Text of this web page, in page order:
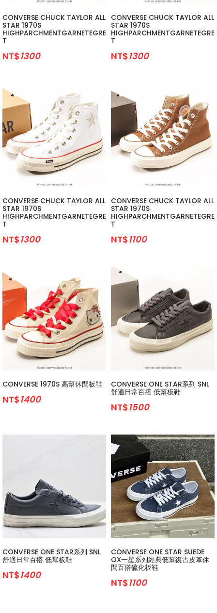
CONVERSE CHUCK TAYLOR ALL
STAR 1970S
HIGHPARCHMENTGARNETEGRE
T
NT$1300
CONVERSE CHUCK TAYLOR ALL
STAR 1970S
HIGHPARCHMENTGARNETEGRE
T
NT$1300
CONVERSE CHUCK TAYLOR ALL
STAR 1970S
HIGHPARCHMENTGARNETEGRE
T
NT$1300
CONVERSE CHUCK TAYLOR ALL
STAR 1970S
HIGHPARCHMENTGARNETEGRE
T
NT$1100
CONVERSE 1970S 高幫休閒板鞋
NT$1400
CONVERSE ONE STAR系列 SNL
舒適日常百搭 低幫板鞋
NT$1500
CONVERSE ONE STAR系列 SNL
舒適日常百搭 低幫板鞋
NT$1400
CONVERSE ONE STAR SUEDE
OX一星系列經典低幫復古皮革休
閒百搭硫化板鞋
NT$1100